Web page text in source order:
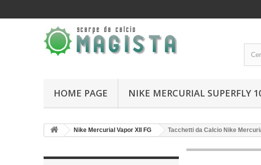
HOME PAGE NIKE MERCURIAL SUPERFLY
Nike Mercurial Vapor XII FG Tacchetti da Calcio Nike